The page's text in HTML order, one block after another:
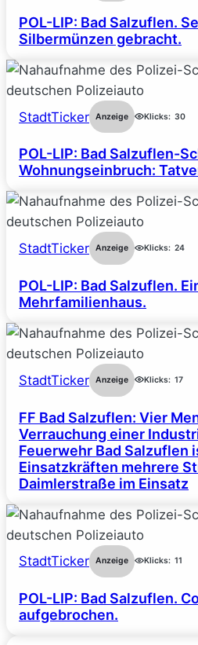
POL-LIP: Bad Salzuflen.
Silbermünzen gebracht.
StadtTicker Anzeige Klicks: 30
POL-LIP: Bad Salzuflen-
Wohnungseinbruch:
StadtTicker Anzeige Klicks: 24
POL-LIP: Bad Salzuflen.
Mehrfamilienhaus.
StadtTicker Anzeige Klicks: 17
FF Bad Salzuflen: Vier
Verrauchung einer
Feuerwehr Bad Salzuflen
Einsatzkräften mehrere
Daimlerstraße im Einsatz
StadtTicker Anzeige Klicks: 11
POL-LIP: Bad Salzuflen.
aufgebrochen.